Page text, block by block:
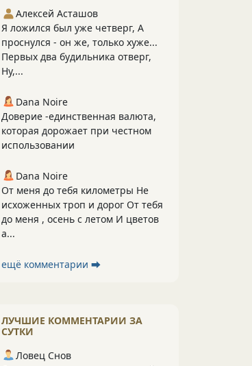
Алексей Асташов
Я ложился был уже четверг, А
проснулся - он же, только хуже...
Первых два будильника отверг,
Ну,...
Dana Noire
Доверие -единственная валюта,
которая дорожает при честном
использовании
Dana Noire
От меня до тебя километры Не
исхоженных троп и дорог От тебя
до меня , осень с летом И цветов
а...
ещё комментарии ⮕
ЛУЧШИЕ КОММЕНТАРИИ ЗА
СУТКИ
Ловец Снов